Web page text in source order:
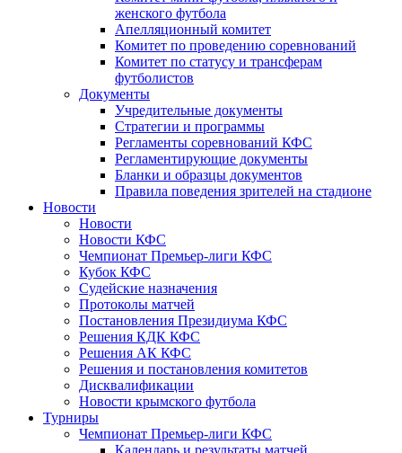
женского футбола
Апелляционный комитет
Комитет по проведению соревнований
Комитет по статусу и трансферам
футболистов
Документы
Учредительные документы
Стратегии и программы
Регламенты соревнований КФС
Регламентирующие документы
Бланки и образцы документов
Правила поведения зрителей на стадионе
Новости
Новости
Новости КФС
Чемпионат Премьер-лиги КФС
Кубок КФС
Судейские назначения
Протоколы матчей
Постановления Президиума КФС
Решения КДК КФС
Решения АК КФС
Решения и постановления комитетов
Дисквалификации
Новости крымского футбола
Турниры
Чемпионат Премьер-лиги КФС
Календарь и результаты матчей